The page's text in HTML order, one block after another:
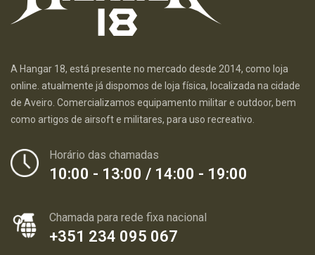
A Hangar 18, está presente no mercado desde 2014, como loja
online. atualmente já dispomos de loja física, localizada na cidade
de Aveiro. Comercializamos equipamento militar e outdoor, bem
como artigos de airsoft e militares, para uso recreativo.
Horário das chamadas
10:00 - 13:00 / 14:00 - 19:00
Chamada para rede fixa nacional
+351 234 095 067